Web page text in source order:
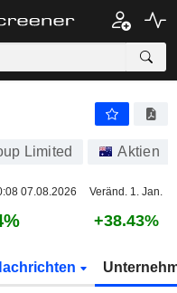
Limited Aktien
07.08.2026 Veränd. 1. Jan.
+38.43%